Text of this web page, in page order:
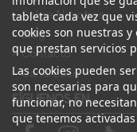
Sobre Nosotros
Blog
Contacto
Canal Ético
tableta cada vez que
cookies son nuestras
que prestan servicios
Las cookies pueden
son necesarias para
funcionar, no
que tenemos
SÍGUENOS EN